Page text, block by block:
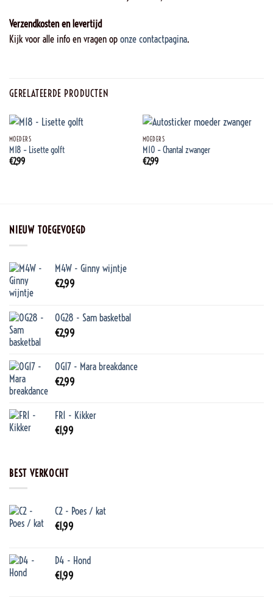
Verzendkosten en levertijd
Kijk voor alle info en vragen op onze contactpagina.
GERELATEERDE PRODUCTEN
MOEDERS
M18 – Lisette golft
€2,99
MOEDERS
M10 – Chantal zwanger
€2,99
NIEUW TOEGEVOEGD
M4W - Ginny wijntje
€2,99
OG28 - Sam basketbal
€2,99
OG17 - Mara breakdance
€2,99
FR1 - Kikker
€1,99
BEST VERKOCHT
C2 - Poes / kat
€1,99
D4 - Hond
€1,99